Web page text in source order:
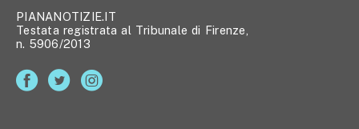
PIANANOTIZIE.IT
Testata registrata al Tribunale di Firenze,
n. 5906/2013